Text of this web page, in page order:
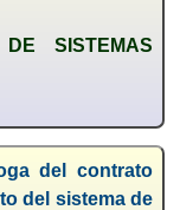
DE SISTEMAS
del contrato
del sistema de